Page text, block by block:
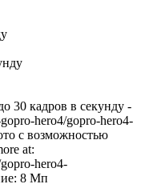
30 кадров в секунду -
hero4/gopro-hero4-
с возможностью
at:
hero4-
8 Мп